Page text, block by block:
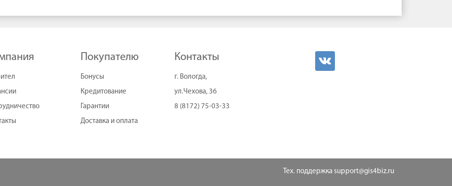
Покупателю
Бонусы
Кредитование
Гарантии
Доставка и оплата
Контакты
г. Вологда,
ул.Чехова, 36
8 (8172) 75-03-33
Тех. поддержка support@gis4biz.ru